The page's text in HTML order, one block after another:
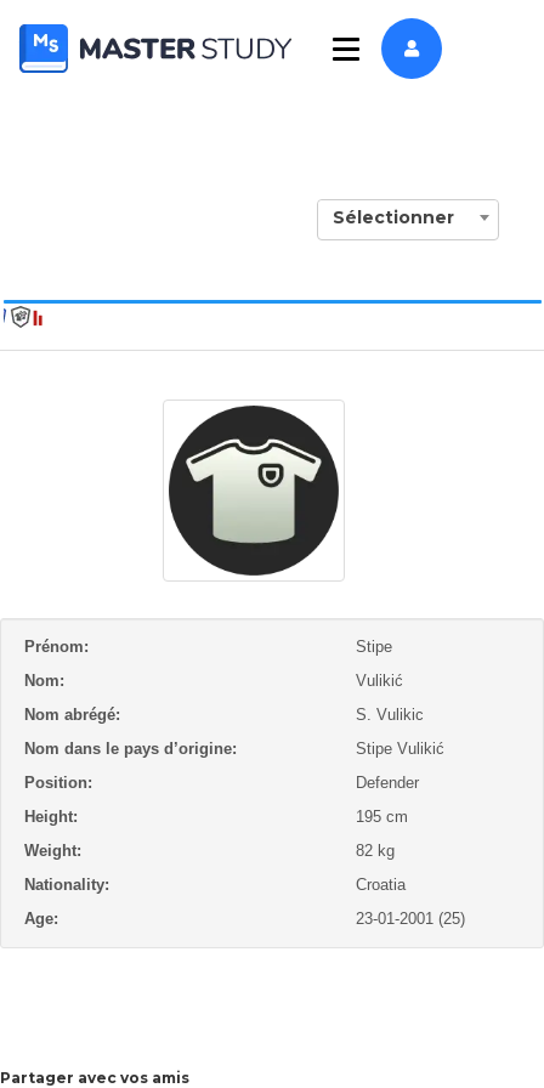
Sélectionner
Prénom:
Stipe
Nom:
Vulikić
Nom abrégé:
S. Vulikic
Nom dans le pays d’origine:
Stipe Vulikić
Position:
Defender
Height:
195 cm
Weight:
82 kg
Nationality:
Croatia
Age:
23-01-2001 (25)
Partager avec vos amis